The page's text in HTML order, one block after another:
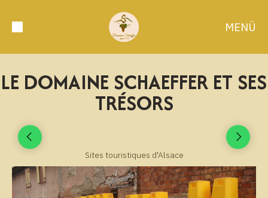
MENÜ
LE DOMAINE SCHAEFFER ET SES
TRÉSORS
Sites touristiques d'Alsace